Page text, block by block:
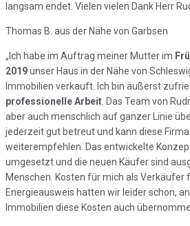
langsam endet. Vielen vielen Dank Herr
Thomas B. aus der Nähe von Garbsen
„Ich habe im Auftrag meiner Mutter im
2019unser Haus in der Nähe von
Immobilien verkauft. Ich bin äußerst
professionelle Arbeit. Das Team von
aber auch menschlich auf ganzer Linie
jederzeit gut betreut und kann diese
weiterempfehlen. Das entwickelte
umgesetzt und die neuen Käufer sind
Menschen. Kosten für mich als Verkäufer
Energieausweis hatten wir leider schon,
Immobilien diese Kosten auch